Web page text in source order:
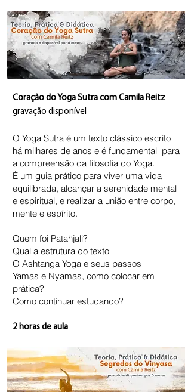
Coração do Yoga Sutra com Camila Reitz
gravação disponível
O Yoga Sutra é um texto clássico escrito
há milhares de anos e é fundamental para
a compreensão da filosofia do Yoga.
É um guia prático para viver uma vida
equilibrada, alcançar a serenidade mental
e espiritual, e realizar a união entre corpo,
mente e espírito.
Quem foi Patañjali?
Qual a estrutura do texto
O Ashtanga Yoga e seus passos
Yamas e Nyamas, como colocar em
prática?
Como continuar estudando?
2 horas de aula